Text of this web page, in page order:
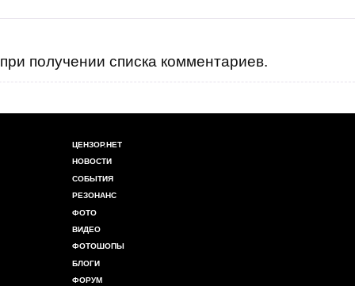
получении списка комментариев.
ЦЕНЗОР.НЕТ
НОВОСТИ
СОБЫТИЯ
РЕЗОНАНС
ФОТО
ВИДЕО
ФОТОШОПЫ
БЛОГИ
ФОРУМ